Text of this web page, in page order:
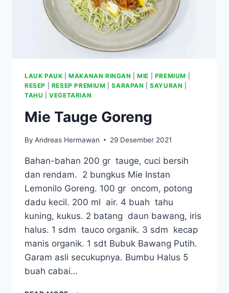
LAUK PAUK |MAKANAN RINGAN |MIE PREMIUM
RESEP
RESEP PREMIUM |SARAPAN |SAYURAN
TAHU |VEGETARIAN
Mie Tauge Goreng
By Andreas Hermawan 29 Desember 2021
Bahan-bahan 200 gr tauge, cuci bersih
dan rendam. 2 bungkus Mie Instan
Lemonilo Goreng. 100 gr oncom, potong
dadu kecil. 200 ml air. 4 buah tahu
kuning, kukus. 2 batang daun bawang, iris
halus. 1 sdm tauco organik. 3 sdm kecap
manis organik. 1 sdt Bubuk Bawang Putih.
Garam asli secukupnya. Bumbu Halus 5
buah cabai…
MIE